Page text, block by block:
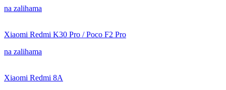
na zalihama
Xiaomi Redmi K30 Pro / Poco F2 Pro
na zalihama
Xiaomi Redmi 8A